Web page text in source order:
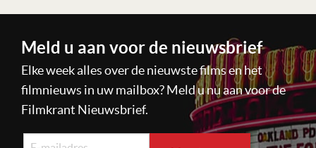
Meld u aan voor de nieuwsbrief
Elke week alles over de nieuwste films en het
filmnieuws in uw mailbox? Meld u nu aan voor de
Filmkrant Nieuwsbrief.